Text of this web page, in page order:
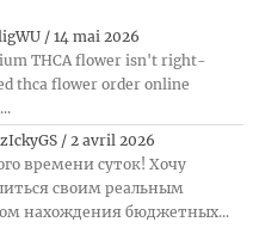
/ 14 mai 2026
THCA flower isn't right-
thca flower order online
/ 2 avril 2026
времени суток! Хочу
своим реальным
нахождения бюджетных...